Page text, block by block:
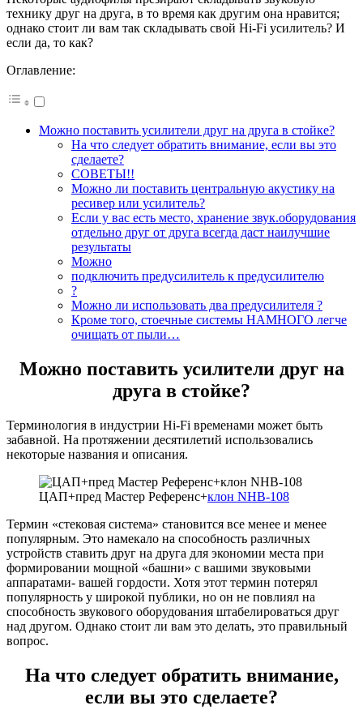
технику друг на друга, в то время как другим она нравится;
однако стоит ли вам так складывать свой Hi-Fi усилитель? И
если да, то как?
Оглавление:
Можно поставить усилители друг на друга в стойке?
На что следует обратить внимание, если вы это
сделаете?
СОВЕТЫ!!
Можно ли поставить центральную акустику на
ресивер или усилитель?
Если у вас есть место, хранение звук.оборудования
отдельно друг от друга всегда даст наилучшие
результаты
Можно
подключить предусилитель к предусилителю
?
Можно ли использовать два предусилителя ?
Кроме того, стоечные системы НАМНОГО легче
очищать от пыли…
Можно поставить усилители друг на
друга в стойке?
Терминология в индустрии Hi-Fi временами может быть
забавной. На протяжении десятилетий использовались
некоторые названия и описания.
ЦАП+пред Мастер Референс+клон NHB-108
Термин «стековая система» становится все менее и менее
популярным. Это намекало на способность различных
устройств ставить друг на друга для экономии места при
формировании мощной «башни» с вашими звуковыми
аппаратами- вашей гордости. Хотя этот термин потерял
популярность у широкой публики, но он не повлиял на
способность звукового оборудования штабелироваться друг
над другом. Однако стоит ли вам это делать, это правильный
вопрос.
На что следует обратить внимание,
если вы это сделаете?